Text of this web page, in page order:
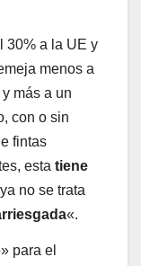
30% a la UE y
menos a
más a un
con o sin
fintas
esta tiene
no se trata
«.
para el